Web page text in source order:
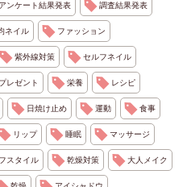
アンケート結果発表 調査結果発表
ネイル ファッション
紫外線対策 セルフネイル
プレゼント 栄養 レシピ
日焼け止め 運動 食事
リップ 睡眠 マッサージ
スタイル 乾燥対策 大人メイク